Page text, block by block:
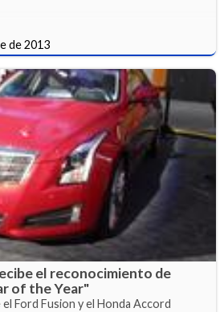
de 2013
el reconocimiento de
of the Year"
Ford Fusion y el Honda Accord